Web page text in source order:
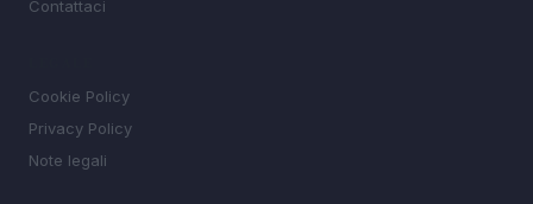
Contattaci
Cookie Policy
Privacy Policy
Note legali